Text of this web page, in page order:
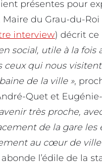
présentes pour
du Grau-du-
interview) décrit
social, utile à la
ceux qui nous visitent
de la ville »,
Quet et
très proche,
de la gare
au cœur de
abonde l’édile de la